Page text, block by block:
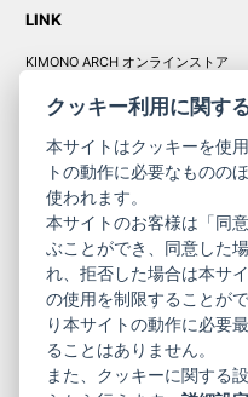
LINK
KIMONO ARCH オンラインストア
コーポレート
サイト
ニュースレター
お問い合わせ
プライバシーポリシー
ご利用規約
クッキー利用に関す
本サイトはクッキーを使
トの動作に必要なものの
使われます。
本サイトのお客様は「同
ぶことができ、同意した
れ、拒否した場合は本サ
の使用を制限することが
り本サイトの動作に必要
ることはありません。
また、クッキーに関する